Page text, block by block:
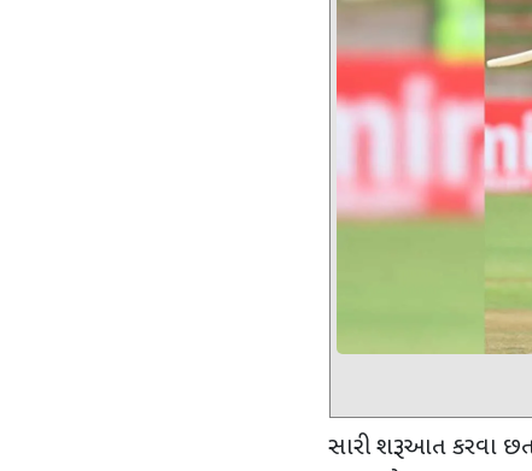
સારી શરૂઆત કરવા